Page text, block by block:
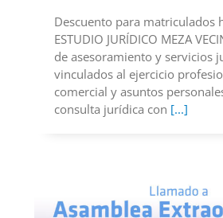
Descuento para matriculados
ESTUDIO JURÍDICO MEZA
de asesoramiento y servicios
vinculados al ejercicio
comercial y asuntos
consulta jurídica con [...]